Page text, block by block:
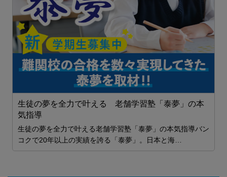
生徒の夢を全力で叶える 老舗学習塾「泰夢」の本
気指導
生徒の夢を全力で叶える老舗学習塾「泰夢」の本気指導バン
コクで20年以上の実績を誇る「泰夢」。日本と海…